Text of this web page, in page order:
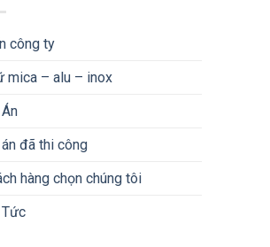
công ty
mica – alu – inox
án đã thi công
hàng chọn chúng tôi